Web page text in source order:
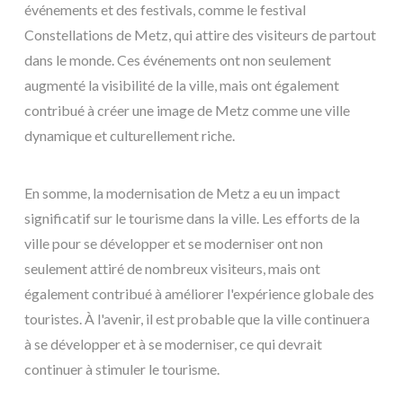
événements et des festivals, comme le festival
Constellations de Metz, qui attire des visiteurs de partout
dans le monde. Ces événements ont non seulement
augmenté la visibilité de la ville, mais ont également
contribué à créer une image de Metz comme une ville
dynamique et culturellement riche.
En somme, la modernisation de Metz a eu un impact
significatif sur le tourisme dans la ville. Les efforts de la
ville pour se développer et se moderniser ont non
seulement attiré de nombreux visiteurs, mais ont
également contribué à améliorer l'expérience globale des
touristes. À l'avenir, il est probable que la ville continuera
à se développer et à se moderniser, ce qui devrait
continuer à stimuler le tourisme.